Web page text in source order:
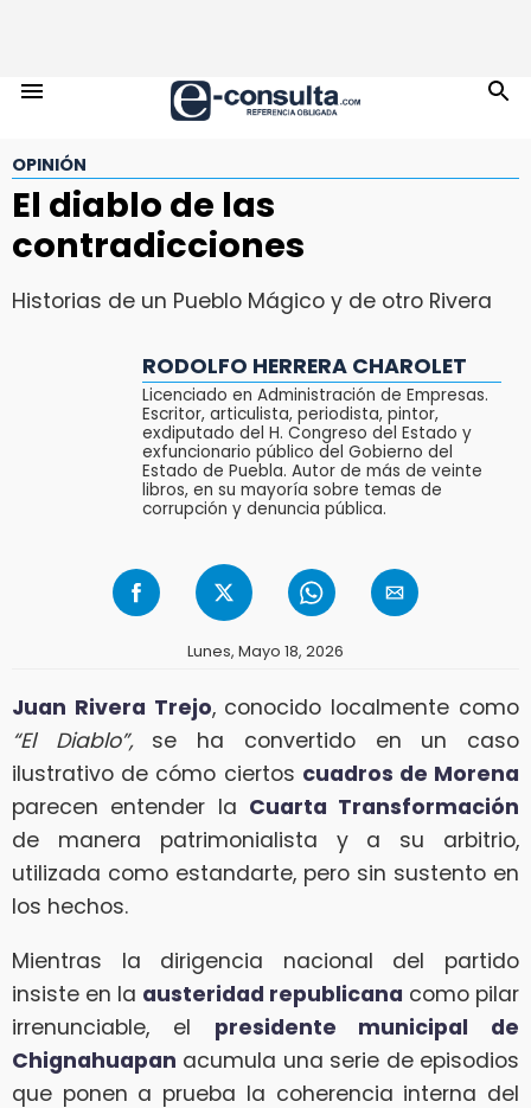
OPINIÓN
El diablo de las
contradicciones
Historias de un Pueblo Mágico y de otro Rivera
RODOLFO HERRERA CHAROLET
Licenciado en Administración de Empresas.
Escritor, articulista, periodista, pintor,
exdiputado del H. Congreso del Estado y
exfuncionario público del Gobierno del
Estado de Puebla. Autor de más de veinte
libros, en su mayoría sobre temas de
corrupción y denuncia pública.
Lunes, Mayo 18, 2026
Juan Rivera Trejo, conocido localmente como
“El Diablo”, se ha convertido en un caso
ilustrativo de cómo ciertos cuadros de Morena
parecen entender la Cuarta Transformación
de manera patrimonialista y a su arbitrio,
utilizada como estandarte, pero sin sustento en
los hechos.
Mientras la dirigencia nacional del partido
insiste en la austeridad republicana como pilar
irrenunciable, el presidente municipal de
Chignahuapan acumula una serie de episodios
que ponen a prueba la coherencia interna del